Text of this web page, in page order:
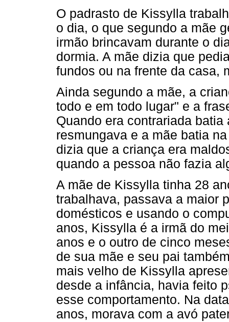
O padrasto de Kissylla
o dia, o que segundo a mãe
irmão brincavam durante o
dormia. A mãe dizia que
fundos ou na frente da casa,
Ainda segundo a mãe, a
todo e em todo lugar" e a
Quando era contrariada
resmungava e a mãe batia
dizia que a criança era
quando a pessoa não fazia
A mãe de Kissylla tinha 28
trabalhava, passava a maior
domésticos e usando o
anos, Kissylla é a irmã do
anos e o outro de cinco
de sua mãe e seu pai
mais velho de Kissylla
desde a infância, havia feito
esse comportamento. Na
anos, morava com a avó